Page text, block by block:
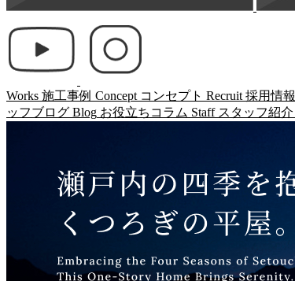
Works 施工事例 Concept コンセプト Recruit 採用情報
ッフブログ Blog お役立ちコラム Staff スタッフ紹介